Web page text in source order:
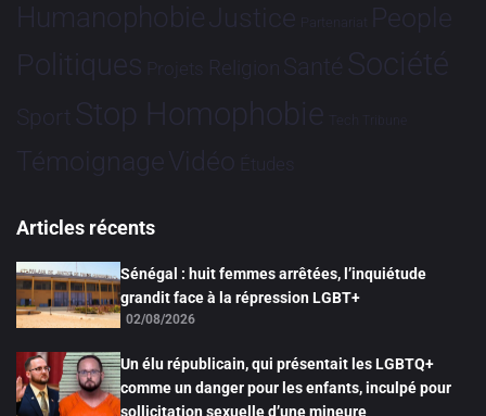
HumanophobieJustice Partenariat People
Politiques Projets Religion Santé Société
Sport Stop Homophobie Tech Tribune
TémoignageVidéo Études
Articles récents
Sénégal : huit femmes arrêtées, l’inquiétude
grandit face à la répression LGBT+
02/08/2026
Un élu républicain, qui présentait les LGBTQ+
comme un danger pour les enfants, inculpé pour
sollicitation sexuelle d’une mineure